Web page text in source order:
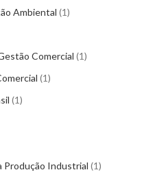
Ambiental 1
Comercial 1
1
1
Produção Industrial 1